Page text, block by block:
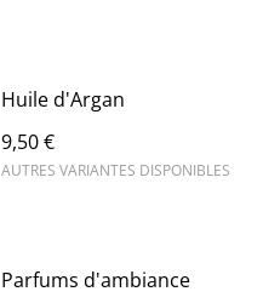
Huile d'Argan
9,50 €
AUTRES VARIANTES DISPONIBLES
Parfums d'ambiance